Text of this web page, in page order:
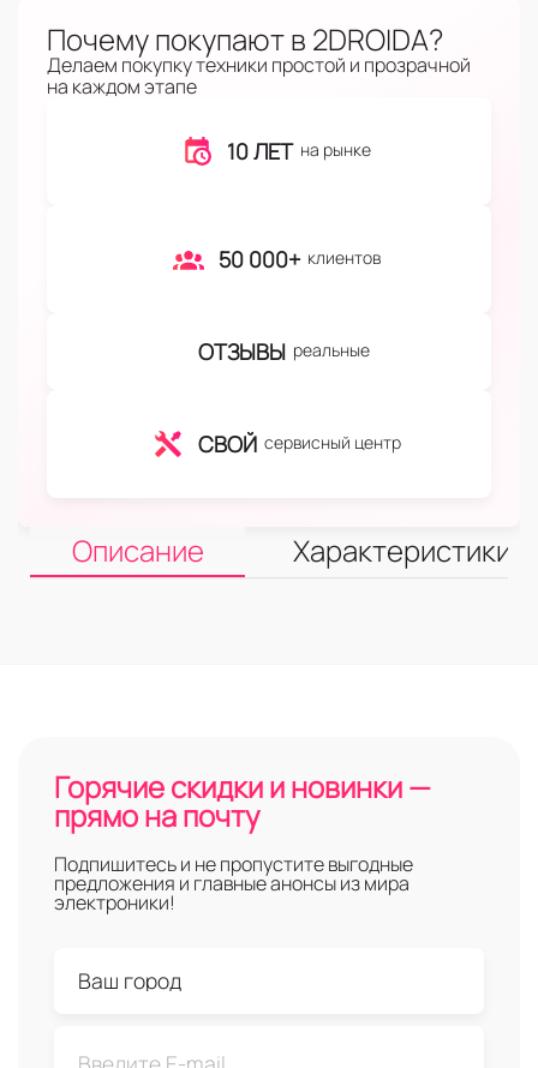
Почему покупают в 2DROIDA?
Делаем покупку техники простой и прозрачной
на каждом этапе
10 ЛЕТ на рынке
50 000+ клиентов
ОТЗЫВЫ реальные
СВОЙ сервисный центр
Описание Характеристики
Горячие скидки и новинки —
прямо на почту
Подпишитесь и не пропустите выгодные
предложения и главные анонсы из мира
электроники!